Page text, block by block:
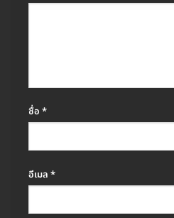
ชื่อ *
อีเมล *